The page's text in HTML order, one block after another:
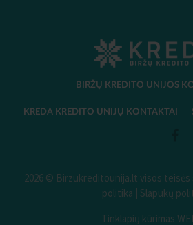
BIRŽŲ KREDITO UNIJOS
KREDA KREDITO UNIJŲ KONTAKTAI
2026 © Birzukreditounija.lt visos teisės
politika
Slapukų
Tinklapių kūrimas